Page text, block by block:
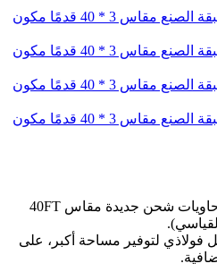
تم بناء منزل الحاوية هذا من 3 حاويات شحن جديدة مقاس 40FT
فولاذي لتوفير مساحة أكبر، على